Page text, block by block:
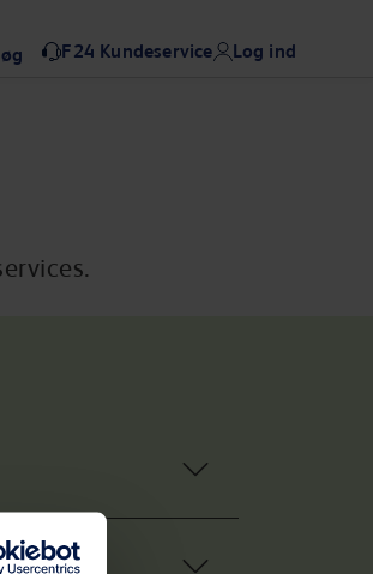
F24 Kundeservice Log ind